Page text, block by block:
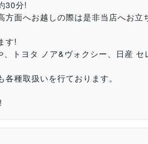
30分!
面へお越しの際は是非当店へお立
す!
トヨタ ノア&ヴォクシー、日産
種取扱いを行ております。